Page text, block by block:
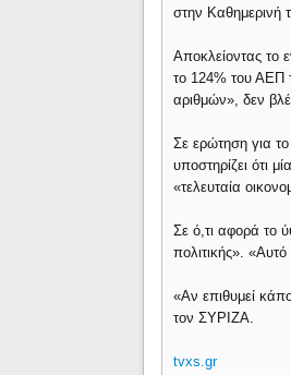
στην Καθημερινή
Αποκλείοντας το
το 124% του ΑΕΠ
αριθμών», δεν
Σε ερώτηση για
υποστηρίζει ότι
«τελευταία
Σε ό,τι αφορά το
πολιτικής».
«Αν επιθυμεί
τον ΣΥΡΙΖΑ.
tvxs.gr